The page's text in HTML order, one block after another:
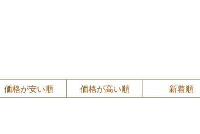
価格が安い順 価格が高い順 新着順